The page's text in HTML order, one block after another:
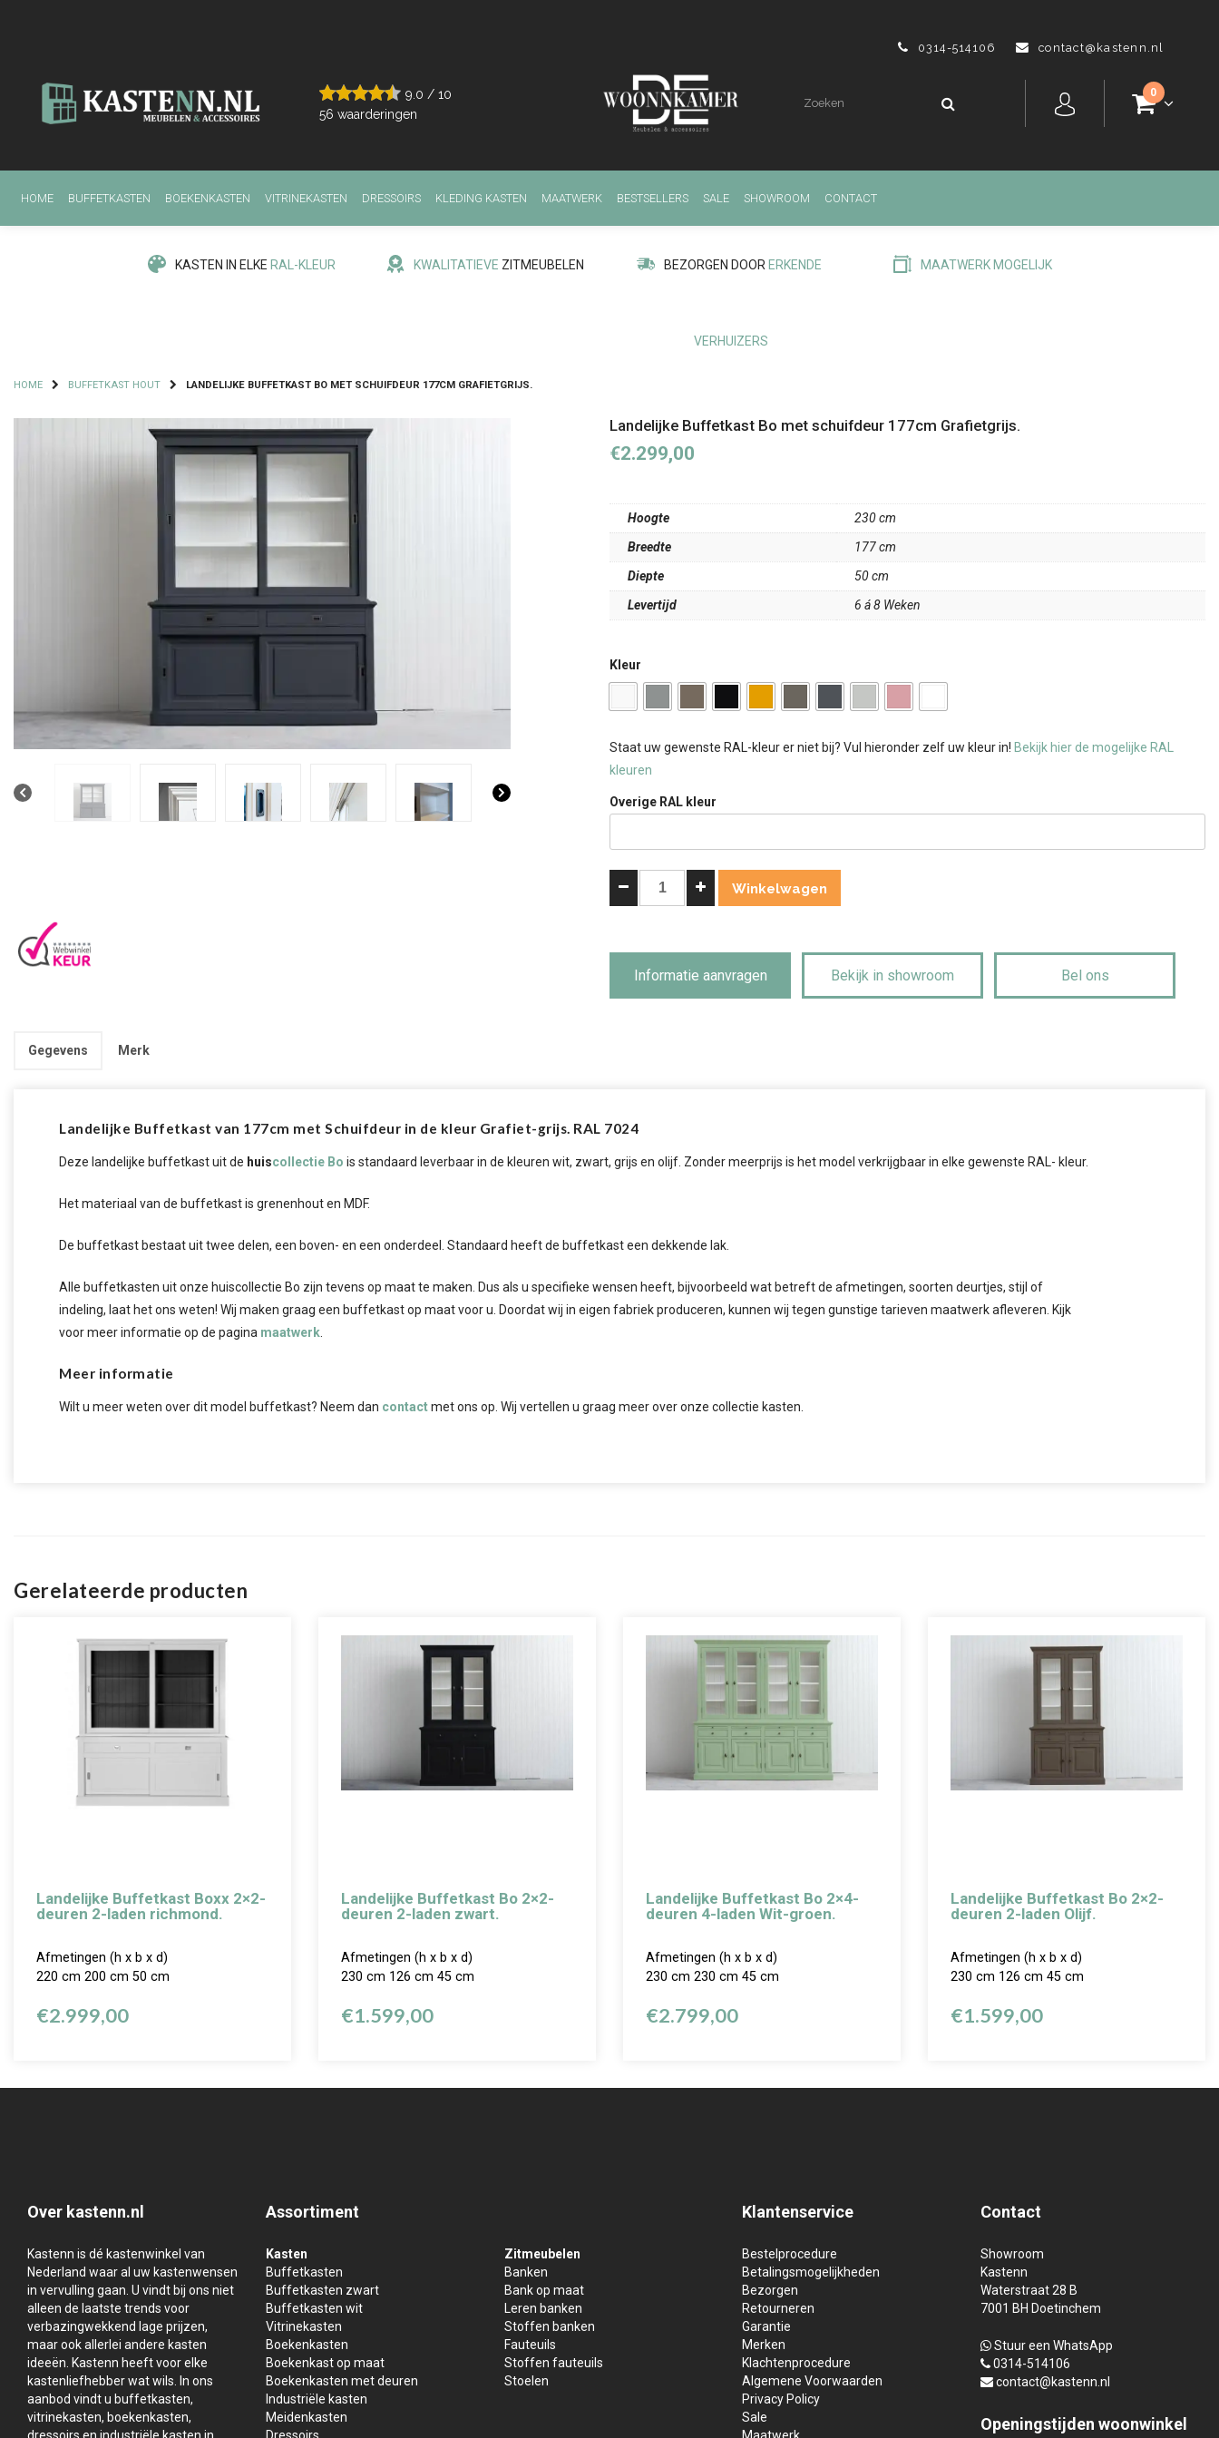
0314-514106 contact@kastenn.nl
9.0 / 10
56 waarderingen
0
HOME BUFFETKASTEN BOEKENKASTEN VITRINEKASTEN DRESSOIRS KLEDING KASTEN MAATWERK BESTSELLERS SALE SHOWROOM CONTACT
KASTEN IN ELKE RAL-KLEUR KWALITATIEVE ZITMEUBELEN BEZORGEN DOOR ERKENDE
VERHUIZERS
MAATWERK MOGELIJK
HOME BUFFETKAST HOUT LANDELIJKE BUFFETKAST BO MET SCHUIFDEUR 177CM GRAFIETGRIJS.
Landelijke Buffetkast Bo met schuifdeur 177cm Grafietgrijs.
€2.299,00
Hoogte
230 cm
Breedte
177 cm
Diepte
50 cm
Levertijd
6 á 8 Weken
Kleur
Staat uw gewenste RAL-kleur er niet bij? Vul hieronder zelf uw kleur in! Bekijk hier de mogelijke RAL
kleuren
Overige RAL kleur
Landelijke
Buffetkast
schuifdeur
Winkelwagen
Informatie aanvragen Bekijk in showroom Bel ons
Gegevens Merk
Landelijke Buffetkast van 177cm met Schuifdeur in de kleur Grafiet-grijs. RAL 7024
Deze landelijke buffetkast uit de huiscollectie Bo is standaard leverbaar in de kleuren wit, zwart, grijs en olijf. Zonder meerprijs is het model verkrijgbaar in elke gewenste RAL- kleur.
Het materiaal van de buffetkast is grenenhout en MDF.
De buffetkast bestaat uit twee delen, een boven- en een onderdeel. Standaard heeft de buffetkast een dekkende lak.
Alle buffetkasten uit onze huiscollectie Bo zijn tevens op maat te maken. Dus als u specifieke wensen heeft, bijvoorbeeld wat betreft de afmetingen, soorten deurtjes, stijl of
indeling, laat het ons weten! Wij maken graag een buffetkast op maat voor u. Doordat wij in eigen fabriek produceren, kunnen wij tegen gunstige tarieven maatwerk afleveren. Kijk
voor meer informatie op de pagina maatwerk.
Meer informatie
Wilt u meer weten over dit model buffetkast? Neem dan contactmet ons op. Wij vertellen u graag meer over onze collectie kasten.
Gerelateerde producten
Landelijke Buffetkast Boxx 2×2-
deuren 2-laden richmond.
Afmetingen (h x b x d)
220 cm 200 cm 50 cm
€2.999,00
Landelijke Buffetkast Bo 2×2-
deuren 2-laden zwart.
Afmetingen (h x b x d)
230 cm 126 cm 45 cm
€1.599,00
Landelijke Buffetkast Bo 2×4-
deuren 4-laden Wit-groen.
Afmetingen (h x b x d)
230 cm 230 cm 45 cm
€2.799,00
Landelijke Buffetkast Bo 2×2-
deuren 2-laden Olijf.
Afmetingen (h x b x d)
230 cm 126 cm 45 cm
€1.599,00
Over kastenn.nl
Kastenn is dé kastenwinkel van
Nederland waar al uw kastenwensen
in vervulling gaan. U vindt bij ons niet
alleen de laatste trends voor
verbazingwekkend lage prijzen,
maar ook allerlei andere kasten
ideeën. Kastenn heeft voor elke
kastenliefhebber wat wils. In ons
aanbod vindt u buffetkasten,
vitrinekasten, boekenkasten,
Assortiment
Kasten
Buffetkasten
Buffetkasten zwart
Buffetkasten wit
Vitrinekasten
Boekenkasten
Boekenkast op maat
Boekenkasten met deuren
Industriële kasten
Meidenkasten
Zitmeubelen
Banken
Bank op maat
Leren banken
Stoffen banken
Fauteuils
Stoffen fauteuils
Stoelen
Klantenservice
Bestelprocedure
Betalingsmogelijkheden
Bezorgen
Retourneren
Garantie
Merken
Klachtenprocedure
Algemene Voorwaarden
Privacy Policy
Sale
Contact
Showroom
Kastenn
Waterstraat 28 B
7001 BH Doetinchem
Stuur een WhatsApp
0314-514106
contact@kastenn.nl
Openingstijdenwoonwinkel